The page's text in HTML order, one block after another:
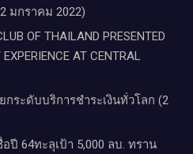
มกราคม 2022)
OF THAILAND PRESENTED
AT CENTRAL
ระดับบริการชำระเงินทั่วโลก (2
ปี 64ทะลุเป้า 5,000 ลบ. ทราน